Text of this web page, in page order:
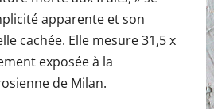
apparente et son
cachée. Elle mesure 31,5 x
exposée à la
de Milan.